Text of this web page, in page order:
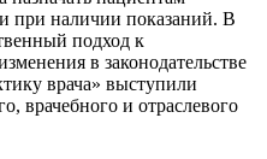
при наличии показаний. В
подход к
в законодательстве
врача» выступили
врачебного и отраслевого